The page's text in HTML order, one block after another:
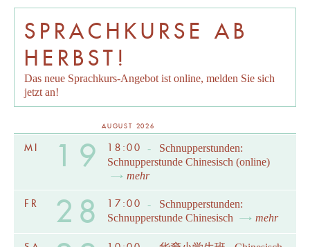
SPRACHKURSE AB
HERBST!
Das neue Sprachkurs-Angebot ist online, melden Sie sich
jetzt an!
AUGUST 2026
MI 19 18:00 -
Schnupperstunden:
Schnupperstunde Chinesisch (online)
mehr
FR 28 17:00 -
Schnupperstunden:
Schnupperstunde Chinesisch
mehr